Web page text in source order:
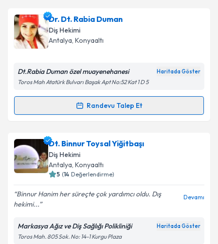
Dt. Hüseyin Güreliçin randevu takvimi talebi
oluşturun. Size bu uzmandan randevu almanız için bir
takvim hazırlandığında e-posta ile bilgilendireceğiz.
Kişisel verilerimin işlenmesine ilişkin
Metni'ni okudum ve kişisel verilerimin belirtilen
Takvim Talebini Gönder
Dr. Dt. Rabia Duman
Diş Hekimi
Antalya, Konyaaltı
Dt.Rabia Duman özel muayenehanesi Haritada Göster
Toros Mah Atatürk Bulvarı Başak Apt No:52 Kat 1 D 5
Randevu Talep Et
Randevu Takvimi Talebi
Dr. Dt. Rabia Dumaniçin randevu takvimi talebi
oluşturun. Size bu uzmandan randevu almanız için bir
takvim hazırlandığında e-posta ile bilgilendireceğiz.
Kişisel verilerimin işlenmesine ilişkin
Aydınlatma
Metni'ni okudum ve kişisel verilerimin belirtilen
Dt. Binnur Toysal Yiğitbaşı
Diş Hekimi
Antalya, Konyaaltı
5 (14 Değerlendirme)
Binnur Hanim her süreçte çok yardımcı oldu. Dış
hekimi...
Devamı
Markasya Ağız ve Diş Sağlığı Polikliniği Haritada Göster
Toros Mah. 805 Sok. No: 14-1 Kurgu Plaza